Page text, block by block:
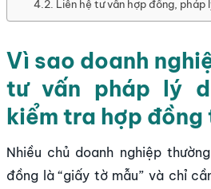
Liên hệ tư vấn hợp đồng, pháp
Vì sao doanh
tư vấn pháp lý
kiểm tra hợp
Nhiều chủ doanh nghiệp
đồng là “giấy tờ mẫu” và chỉ